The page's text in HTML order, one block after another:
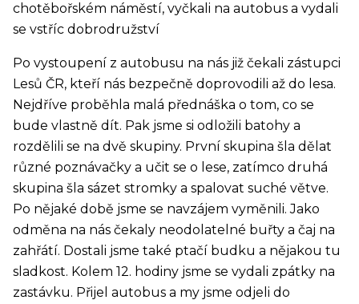
chotěbořském náměstí, vyčkali na autobus a vydali
se vstříc dobrodružství
Po vystoupení z autobusu na nás již čekali zástupci
Lesů ČR, kteří nás bezpečně doprovodili až do lesa.
Nejdříve proběhla malá přednáška o tom, co se
bude vlastně dít. Pak jsme si odložili batohy a
rozdělili se na dvě skupiny. První skupina šla dělat
různé poznávačky a učit se o lese, zatímco druhá
skupina šla sázet stromky a spalovat suché větve.
Po nějaké době jsme se navzájem vyměnili. Jako
odměna na nás čekaly neodolatelné buřty a čaj na
zahřátí. Dostali jsme také ptačí budku a nějakou tu
sladkost. Kolem 12. hodiny jsme se vydali zpátky na
zastávku. Přijel autobus a my jsme odjeli do